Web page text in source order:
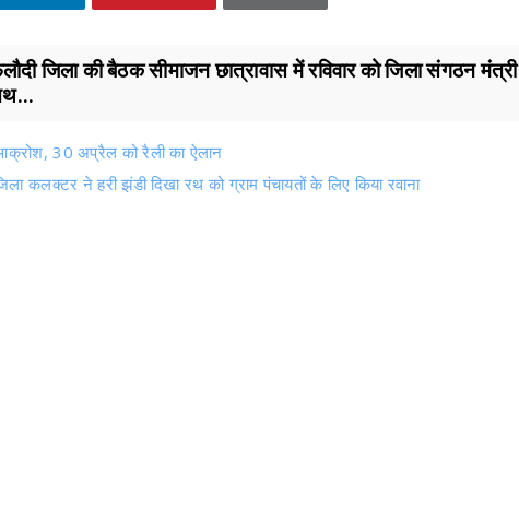
जिला की बैठक सीमाजन छात्रावास में रविवार को जिला संगठन मंत्री
आक्रोश, 30 अप्रैल को रैली का ऐलान
कलक्टर ने हरी झंडी दिखा रथ को ग्राम पंचायतों के लिए किया रवाना